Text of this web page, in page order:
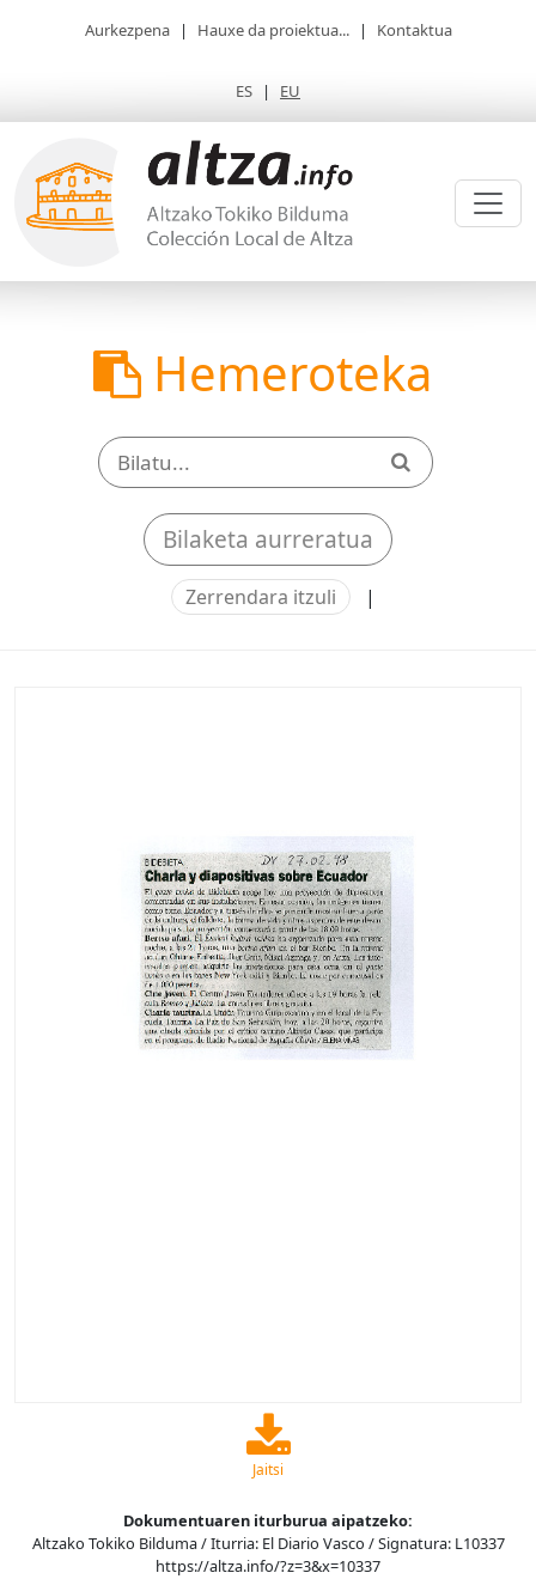
Aurkezpena | Hauxe da proiektua... | Kontaktua
ES | EU
Hemeroteka
Bilaketa aurreratua
Zerrendara itzuli |
Jaitsi
Dokumentuaren iturburua aipatzeko:
Altzako Tokiko Bilduma / Iturria: El Diario Vasco / Signatura: L10337
https://altza.info/?z=3&x=10337